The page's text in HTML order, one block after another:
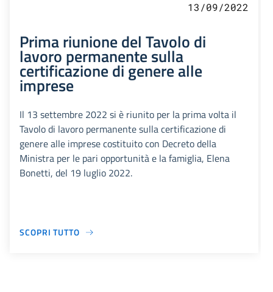
13/09/2022
Prima riunione del Tavolo di
lavoro permanente sulla
certificazione di genere alle
imprese
Il 13 settembre 2022 si è riunito per la prima volta il
Tavolo di lavoro permanente sulla certificazione di
genere alle imprese costituito con Decreto della
Ministra per le pari opportunità e la famiglia, Elena
Bonetti, del 19 luglio 2022.
SCOPRI TUTTO